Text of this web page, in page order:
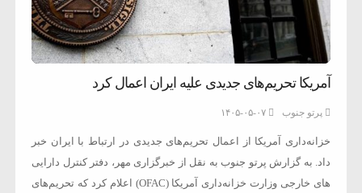
آمریکا تحریم‌های جدیدی علیه ایران اعمال کرد
پرتو جنوب ۱۴۰۵-۰۵-۰۷
خزانه‌داری آمریکا از اعمال تحریم‌های جدیدی در ارتباط با ایران خبر
داد. به گزارش پرتو جنوب به نقل از خبرگزاری مهر، دفتر کنترل دارایی‌
های خارجی وزارت خزانه‌داری آمریکا (OFAC) اعلام کرد که تحریم‌های